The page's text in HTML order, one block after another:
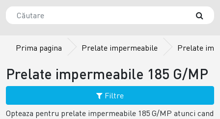
Prima pagina Prelate impermeabile Prelate
Prelate impermeabile 185 G/MP
Filtre
Opteaza pentru prelate impermeabile 185 G/MP atunci cand